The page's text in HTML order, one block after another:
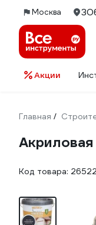
Москва
Акции
Главная /
Код товара: